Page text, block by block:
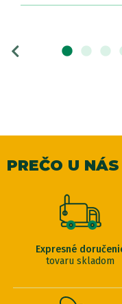
PREČO U
Expresné
tovaru skladom